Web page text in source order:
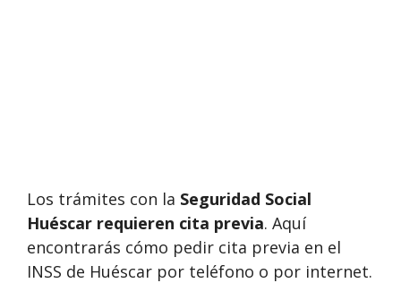
Los trámites con la Seguridad Social
Huéscar requieren cita previa. Aquí
encontrarás cómo pedir cita previa en el
INSS de Huéscar por teléfono o por internet.